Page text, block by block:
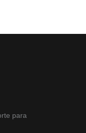
para